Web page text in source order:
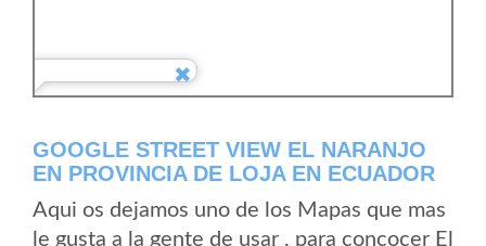
GOOGLE STREET VIEW EL NARANJO
EN PROVINCIA DE LOJA EN ECUADOR
Aqui os dejamos uno de los Mapas que mas
le gusta a la gente de usar , para concocer El